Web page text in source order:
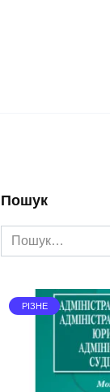
Пошук
Search
for:
РІЗНЕ